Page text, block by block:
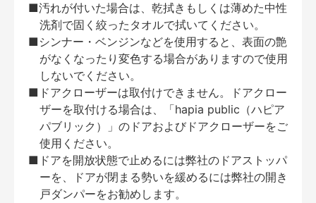
■汚れが付いた場合は、乾拭きもしくは薄めた中性
洗剤で固く絞ったタオルで拭いてください。
■シンナー・ベンジンなどを使用すると、表面の艶
がなくなったり変色する場合がありますので使用
しないでください。
■ドアクローザーは取付けできません。ドアクロー
ザーを取付ける場合は、「hapia public（ハピア
パブリック）」のドアおよびドアクローザーをご
使用ください。
■ドアを開放状態で止めるには弊社のドアストッパ
ーを、ドアが閉まる勢いを緩めるには弊社の開き
戸ダンパーをお勧めします。